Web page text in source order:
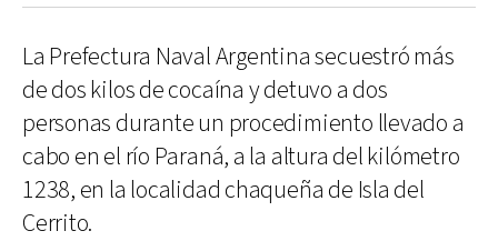
La Prefectura Naval Argentina secuestró más
de dos kilos de cocaína y detuvo a dos
personas durante un procedimiento llevado a
cabo en el río Paraná, a la altura del kilómetro
1238, en la localidad chaqueña de Isla del
Cerrito.